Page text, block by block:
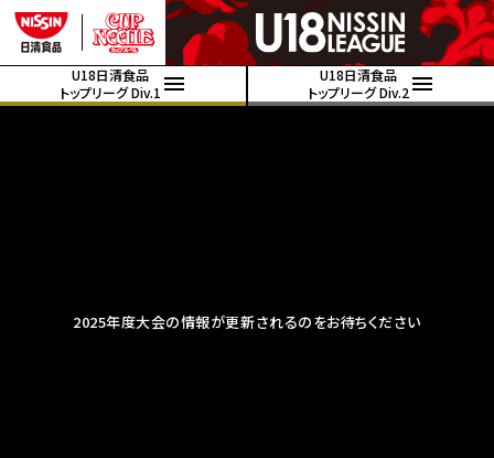
U18日清食品
トップリーグ Div.1
U18日清食品
トップリーグ Div.2
2025年度大会の情報が更新されるのをお待ちください